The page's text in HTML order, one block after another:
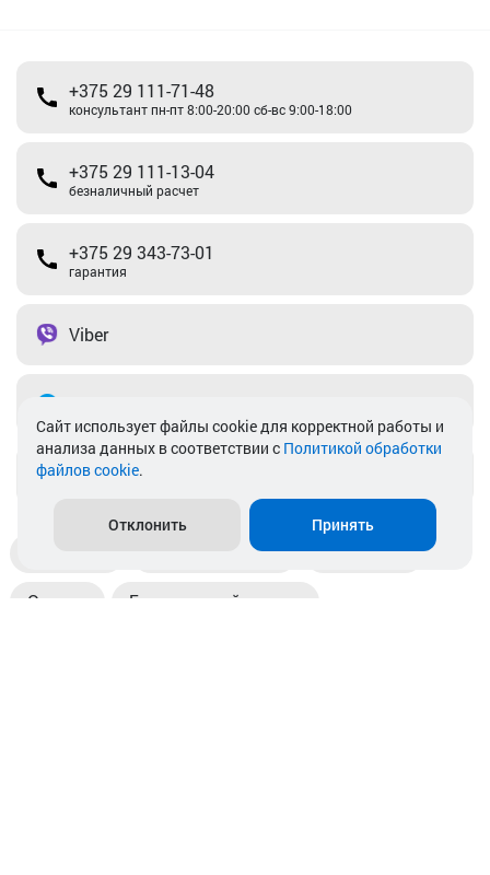
+375 29 111-71-48
консультант пн-пт 8:00-20:00 сб-вс 9:00-18:00
+375 29 111-13-04
безналичный расчет
+375 29 343-73-01
гарантия
Viber
info@akkamulik.by
Пункты выдачи Магазины
Оплата Безналичный расчет
Cайт использует файлы cookie для корректной работы и
анализа данных в соответствии с Политикой обработки
файлов cookie.
Отклонить Принять